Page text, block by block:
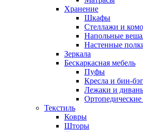
Хранение
Шкафы
Стеллажи и
Напольные
Настенные
Зеркала
Бескаркасная мебель
Пуфы
Кресла и бин-
Лежаки и
Текстиль
Ковры
Шторы